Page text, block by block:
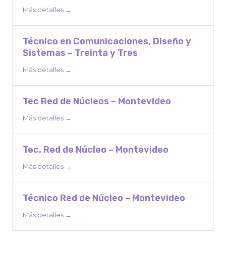
Más detalles
Técnico en Comunicaciones, Diseño y
Sistemas – Treinta y Tres
Más detalles
Tec Red de Núcleos – Montevideo
Más detalles
Tec. Red de Núcleo – Montevideo
Más detalles
Técnico Red de Núcleo – Montevideo
Más detalles